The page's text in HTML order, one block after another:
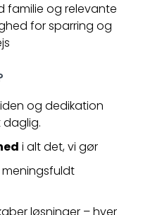
og relevante
for sparring og
og dedikation
i alt det, vi gør